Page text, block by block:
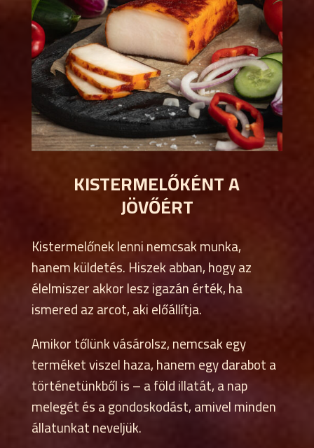
KISTERMELŐKÉNT A
JÖVŐÉRT
Kistermelőnek lenni nemcsak munka,
hanem küldetés. Hiszek abban, hogy az
élelmiszer akkor lesz igazán érték, ha
ismered az arcot, aki előállítja.
Amikor tőlünk vásárolsz, nemcsak egy
terméket viszel haza, hanem egy darabot a
történetünkből is – a föld illatát, a nap
melegét és a gondoskodást, amivel minden
állatunkat neveljük.